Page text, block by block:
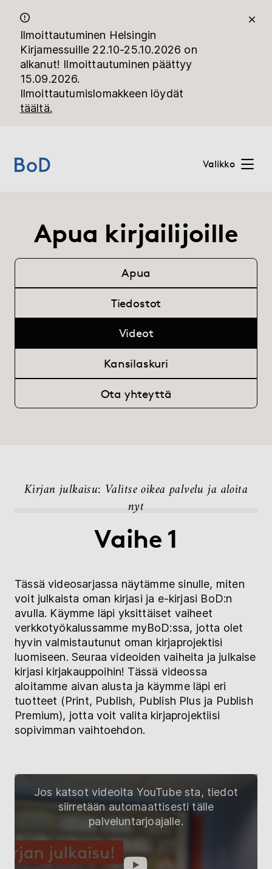
Ilmoittautuminen Helsingin
Kirjamessuille 22.10-25.10.2026 on
alkanut! Ilmoittautuminen päättyy
15.09.2026.
Ilmoittautumislomakkeen löydät
täältä.
Valikko
Hinnat
BoD:sta
Kustantamoille
Blogi
Uusi kirjaprojekti
Apua kirjailijoille
Apua
Tiedostot
Videot
Kansilaskuri
Ota yhteyttä
Kirjan julkaisu: Valitse oikea palvelu ja aloita
nyt
Vaihe 1
Tässä videosarjassa näytämme sinulle, miten
voit julkaista oman kirjasi ja e-kirjasi BoD:n
avulla. Käymme läpi yksittäiset vaiheet
verkkotyökalussamme myBoD:ssa, jotta olet
hyvin valmistautunut oman kirjaprojektisi
luomiseen. Seuraa videoiden vaiheita ja julkaise
kirjasi kirjakauppoihin! Tässä videossa
aloitamme aivan alusta ja käymme läpi eri
tuotteet (Print, Publish, Publish Plus ja Publish
Premium), jotta voit valita kirjaprojektiisi
sopivimman vaihtoehdon.
Jos katsot videoita YouTube sta, tiedot
siirretään automaattisesti tälle
palveluntarjoajalle.